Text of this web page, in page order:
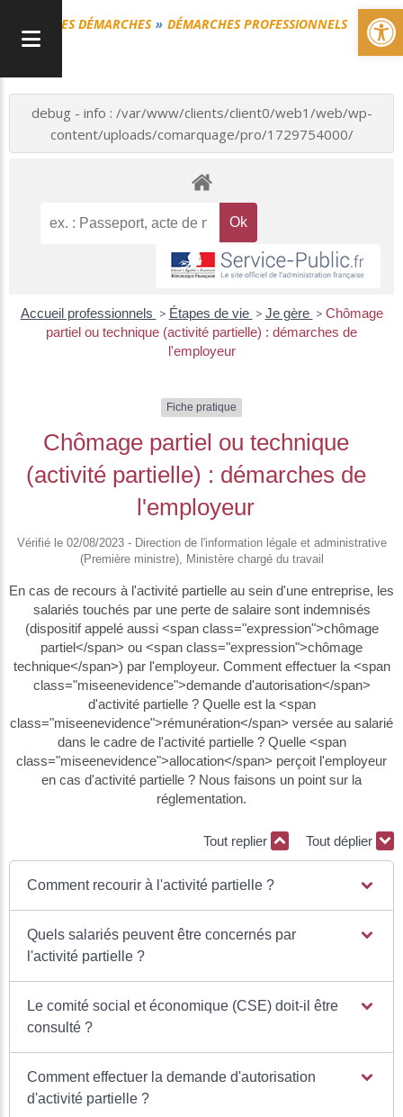
MES DÉMARCHES DÉMARCHES PROFESSIONNELS
debug - info : /var/www/clients/client0/web1/web/wp-
content/uploads/comarquage/pro/1729754000/
Accueil professionnels > Étapes de vie > Je gère > Chômage
partiel ou technique (activité partielle) : démarches de
l'employeur
Fiche pratique
Chômage partiel ou technique
(activité partielle) : démarches de
l'employeur
Vérifié le 02/08/2023 - Direction de l'information légale et administrative
(Première ministre), Ministère chargé du travail
En cas de recours à l'activité partielle au sein d'une entreprise, les
salariés touchés par une perte de salaire sont indemnisés
(dispositif appelé aussi <span class="expression">chômage
partiel</span> ou <span class="expression">chômage
technique</span>) par l'employeur. Comment effectuer la <span
class="miseenevidence">demande d'autorisation</span>
d'activité partielle ? Quelle est la <span
class="miseenevidence">rémunération</span> versée au salarié
dans le cadre de l'activité partielle ? Quelle <span
class="miseenevidence">allocation</span> perçoit l'employeur
en cas d'activité partielle ? Nous faisons un point sur la
réglementation.
Tout replier Tout déplier
Comment recourir à l'activité partielle ?
Quels salariés peuvent être concernés par
l'activité partielle ?
Le comité social et économique (CSE) doit-il être
consulté ?
Comment effectuer la demande d'autorisation
d'activité partielle ?